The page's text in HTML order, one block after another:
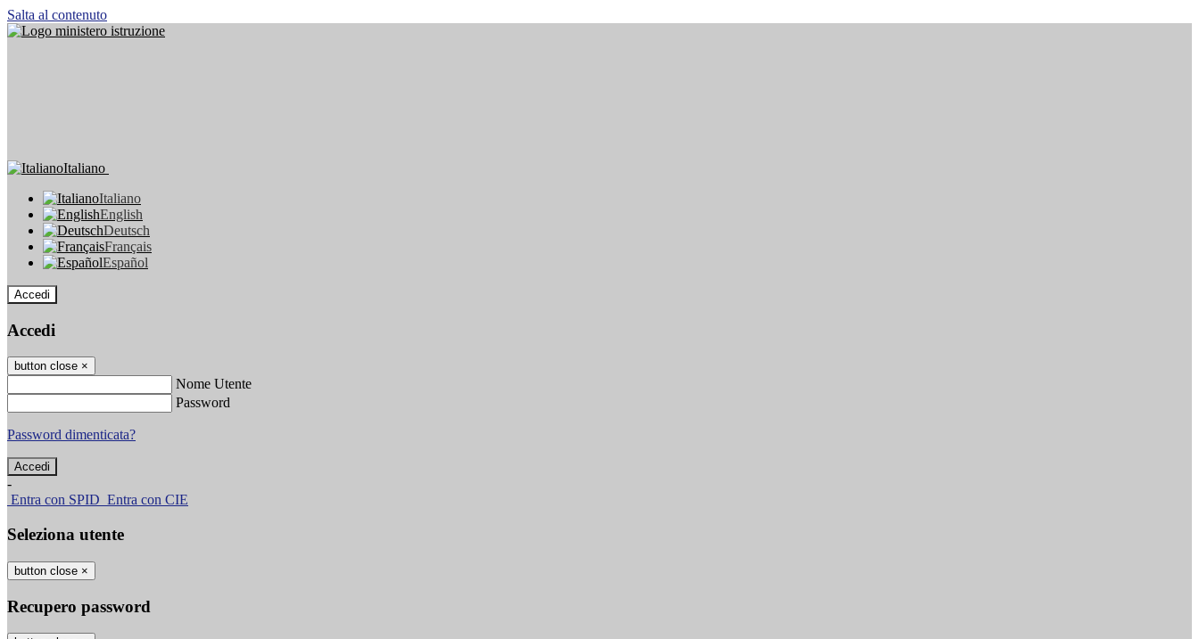
Salta al contenuto
Italiano
Italiano
English
Deutsch
Français
Español
Accedi
Accedi
button close ×
Nome Utente
Password
Password dimenticata?
-
Entra con SPID Entra con CIE
Seleziona utente
button close ×
Recupero password